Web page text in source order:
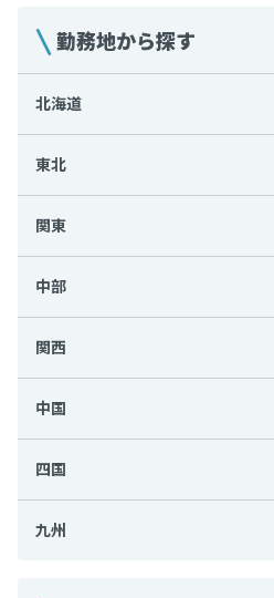
勤務地から探す
北海道
東北
関東
中部
関西
中国
四国
九州